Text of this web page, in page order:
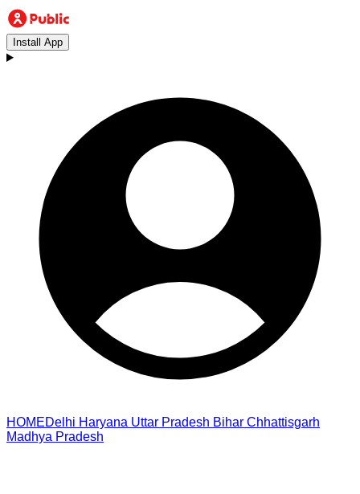
Install App
HOMEDelhi Haryana Uttar Pradesh Bihar Chhattisgarh
Madhya Pradesh